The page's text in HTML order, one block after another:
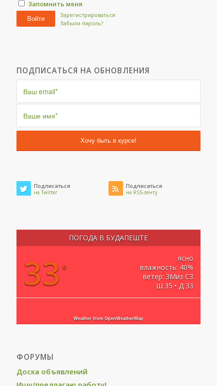
Запомнить меня
Войти
Зарегистрироваться
Забыли пароль?
ПОДПИСАТЬСЯ НА ОБНОВЛЕНИЯ
Подписаться
на Twitter
Подписаться
на RSS-ленту
ПОГОДА В БУДАПЕШТЕ
33°
ясно
влажность: 40%
ветер: 3Миз СЗ
Ш 35 • Д 33
Weather from OpenWeatherMap
ФОРУМЫ
Доска объявлений